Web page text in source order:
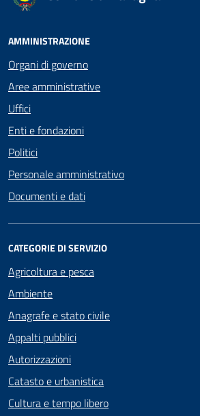
AMMINISTRAZIONE
Organi di governo
Aree amministrative
Uffici
Enti e fondazioni
Politici
Personale amministrativo
Documenti e dati
CATEGORIE DI SERVIZIO
Agricoltura e pesca
Ambiente
Anagrafe e stato civile
Appalti pubblici
Autorizzazioni
Catasto e urbanistica
Cultura e tempo libero